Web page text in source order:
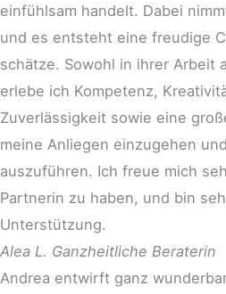
einfühlsam handelt. Dabei
und es entsteht eine freudige
schätze. Sowohl in ihrer Arbeit
erlebe ich Kompetenz,
Zuverlässigkeit sowie eine
meine Anliegen einzugehen
auszuführen. Ich freue mich
Partnerin zu haben, und bin
Unterstützung.
Alea L. Ganzheitliche Beraterin
Andrea entwirft ganz